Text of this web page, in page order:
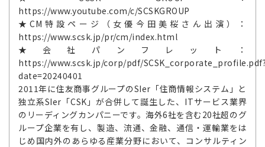
https://www.youtube.com/c/SCSKGROUP
★CM特設ページ（女優今田美桜さん出演）：
https://www.scsk.jp/pr/cm/index.html
★会社パンフレット：
https://www.scsk.jp/corp/pdf/
date=20240401
2011年に住友商事グループのSIer「住商情報システム」と
独立系SIer「CSK」が合併して誕生した、ITサービス業界
のリーディングカンパニーです。海外6社を含む20社超のグ
ループ企業を有し、製造、流通、金融、通信・運輸業をは
じめ国内外のあらゆる産業分野において、コンサルティン